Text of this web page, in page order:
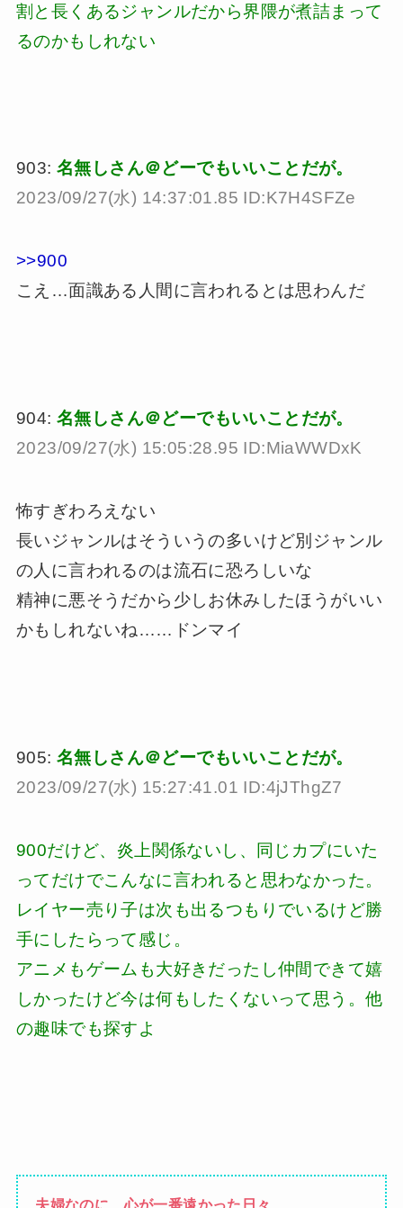
割と長くあるジャンルだから界隈が煮詰まって
るのかもしれない
903: 名無しさん＠どーでもいいことだが。
2023/09/27(水) 14:37:01.85 ID:K7H4SFZe
>>900
こえ…面識ある人間に言われるとは思わんだ
904: 名無しさん＠どーでもいいことだが。
2023/09/27(水) 15:05:28.95 ID:MiaWWDxK
怖すぎわろえない
長いジャンルはそういうの多いけど別ジャンル
の人に言われるのは流石に恐ろしいな
精神に悪そうだから少しお休みしたほうがいい
かもしれないね……ドンマイ
905: 名無しさん＠どーでもいいことだが。
2023/09/27(水) 15:27:41.01 ID:4jJThgZ7
900だけど、炎上関係ないし、同じカプにいた
ってだけでこんなに言われると思わなかった。
レイヤー売り子は次も出るつもりでいるけど勝
手にしたらって感じ。
アニメもゲームも大好きだったし仲間できて嬉
しかったけど今は何もしたくないって思う。他
の趣味でも探すよ
夫婦なのに、心が一番遠かった日々